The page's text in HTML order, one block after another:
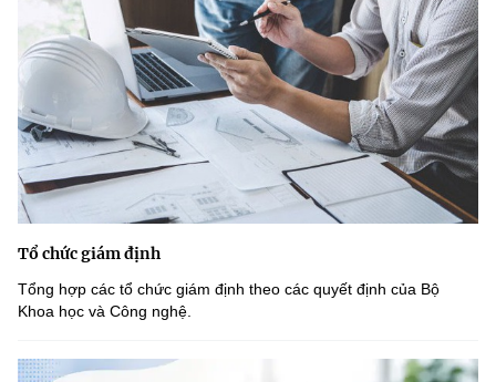
Tổ chức giám định
Tổng hợp các tổ chức giám định theo các quyết định của Bộ
Khoa học và Công nghệ.